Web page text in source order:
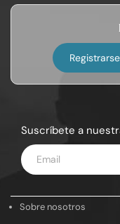
Registrarse
Suscríbete a
Introduce
tu
Sobre nosotros